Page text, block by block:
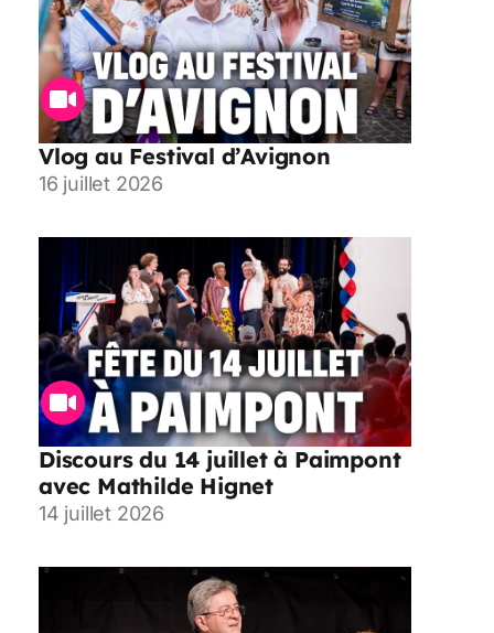
Vlog au Festival d’Avignon
16 juillet 2026
Discours du 14 juillet à Paimpont
avec Mathilde Hignet
14 juillet 2026